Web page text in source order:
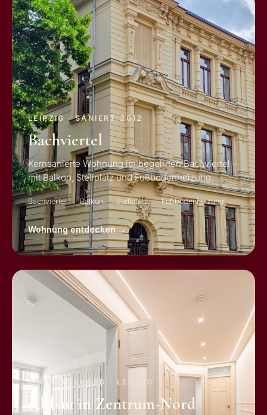
LEIPZIG · SANIERT 2012
Bachviertel
Kernsanierte Wohnung im begehrten Bachviertel –
mit Balkon, Stellplatz und Fußbodenheizung.
Bachviertel Balkon Stellplatz Fußbodenheizung
Wohnung entdecken →
ZENTRUM-NORD · LEIPZIG
Altbau in Zentrum-Nord